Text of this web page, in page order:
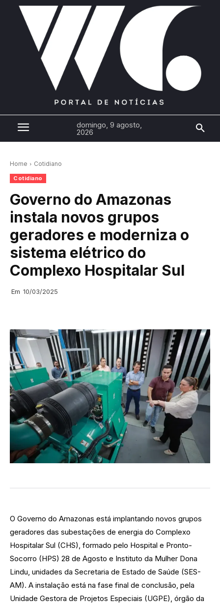
domingo, 9 agosto,
2026
Home Cotidiano
Cotidiano
Governo do Amazonas
instala novos grupos
geradores e moderniza o
sistema elétrico do
Complexo Hospitalar Sul
Em 10/03/2025
O Governo do Amazonas está implantando novos grupos
geradores das subestações de energia do Complexo
Hospitalar Sul (CHS), formado pelo Hospital e Pronto-
Socorro (HPS) 28 de Agosto e Instituto da Mulher Dona
Lindu, unidades da Secretaria de Estado de Saúde (SES-
AM). A instalação está na fase final de conclusão, pela
Unidade Gestora de Projetos Especiais (UGPE), órgão da